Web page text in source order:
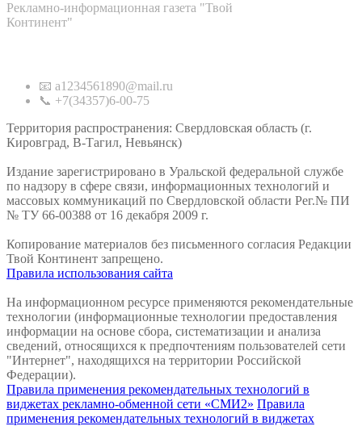
Рекламно-информационная газета "Твой
Континент"
📧 a1234561890@mail.ru
📞 +7(34357)6-00-75
Территория распространения: Свердловская область (г.
Кировград, В-Тагил, Невьянск)
Издание зарегистрировано в Уральской федеральной службе
по надзору в сфере связи, информационных технологий и
массовых коммуникаций по Свердловской области Рег.№ ПИ
№ ТУ 66-00388 от 16 декабря 2009 г.
Копирование материалов без письменного согласия Редакции
Твой Континент запрещено.
Правила использования сайта
На информационном ресурсе применяются рекомендательные
технологии (информационные технологии предоставления
информации на основе сбора, систематизации и анализа
сведений, относящихся к предпочтениям пользователей сети
"Интернет", находящихся на территории Российской
Федерации).
Правила применения рекомендательных технологий в
виджетах рекламно-обменной сети «СМИ2» Правила
применения рекомендательных технологий в виджетах